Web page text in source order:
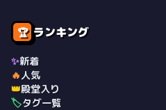
🏆 ランキング
✨新着
🔥人気
👑殿堂入り
🏷️タグ一覧